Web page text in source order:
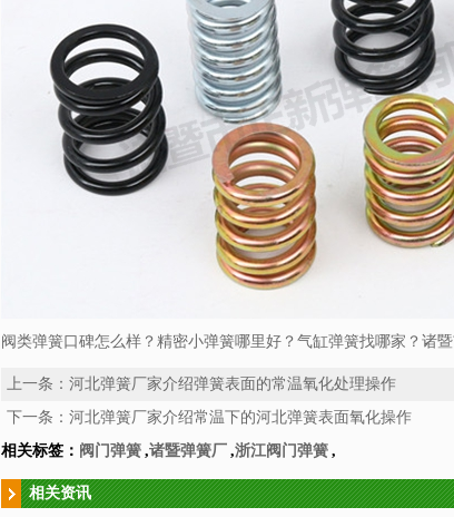
阀类弹簧口碑怎么样？精密小弹簧哪里好？气缸弹簧找哪家？诸
上一条： 河北弹簧厂家介绍弹簧表面的常温氧化处理操作
下一条： 河北弹簧厂家介绍常温下的河北弹簧表面氧化操作
相关标签： 阀门弹簧 ,诸暨弹簧厂 ,浙江阀门弹簧 ,
相关资讯